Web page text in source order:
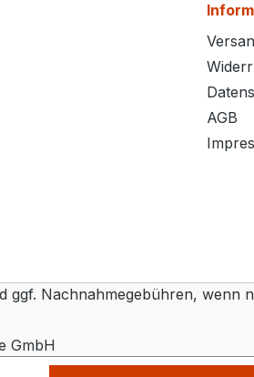
AGB
ggf. Nachnahmegebühren, wenn
GmbH